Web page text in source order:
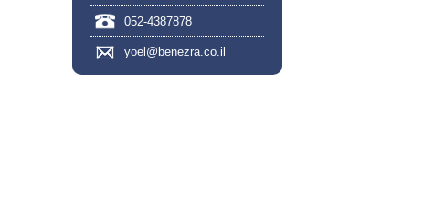
052-4387878
yoel@benezra.co.il